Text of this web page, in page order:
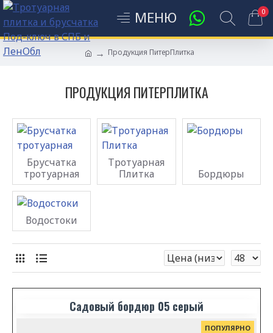
0
Продукция ПитерПлитка
ПРОДУКЦИЯ ПИТЕРПЛИТКА
Брусчатка
тротуарная
Тротуарная
Плитка
Бордюры
Водостоки
Садовый бордюр 05 серый
ПОПУЛЯРНО